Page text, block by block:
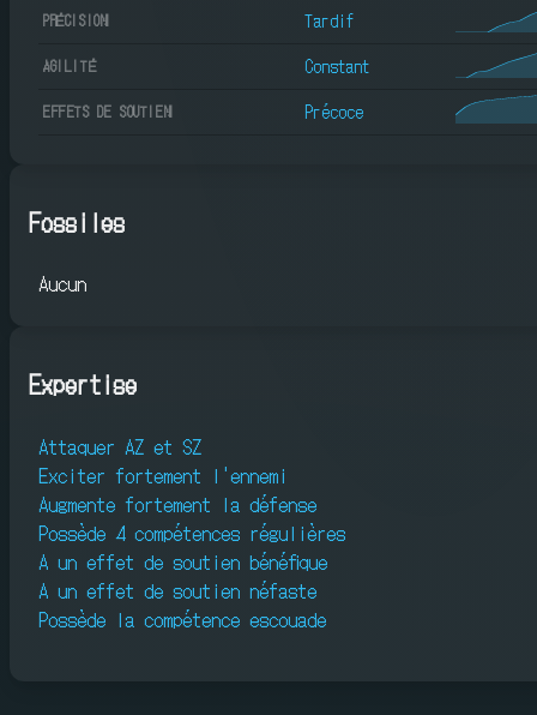
PRÉCISION Tardif
AGILITÉ Constant
EFFETS DE SOUTIEN Précoce
Fossiles
Aucun
Expertise
Attaquer AZ et SZ
Exciter fortement l'ennemi
Augmente fortement la défense
Possède 4 compétences régulières
A un effet de soutien bénéfique
A un effet de soutien néfaste
Possède la compétence escouade